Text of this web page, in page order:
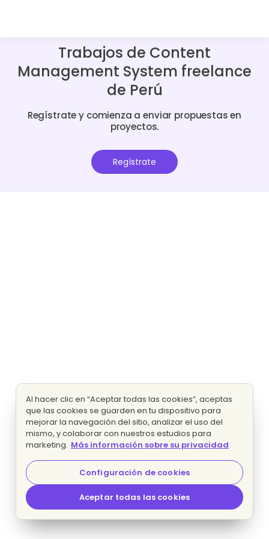
Trabajos de Content
Management System freelance
de Perú
Regístrate y comienza a enviar propuestas en
proyectos.
Regístrate
Al hacer clic en “Aceptar todas las cookies”, aceptas
que las cookies se guarden en tu dispositivo para
mejorar la navegación del sitio, analizar el uso del
mismo, y colaborar con nuestros estudios para
marketing. Más información sobre su privacidad
Configuración de cookies
Aceptar todas las cookies